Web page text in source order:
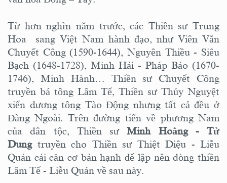
Từ hơn nghìn năm trước, các Thiền sư Trung
Hoa sang Việt Nam hành đạo, như Viên Văn
Chuyết Công (1590-1644), Nguyên Thiều - Siêu
Bạch (1648-1728), Minh Hải - Pháp Bảo (1670-
1746), Minh Hành… Thiền sư Chuyết Công
truyền bá tông Lâm Tế, Thiền sư Thủy Nguyệt
xiển dương tông Tào Động nhưng tất cả đều ở
Đàng Ngoài. Trên đường tiến về phương Nam
của dân tộc, Thiền sưMinh Hoằng - Tử
Dungtruyền cho Thiền sư Thiệt Diệu - Liễu
Quán cái căn cơ bản hạnh để lập nên dòng thiền
Lâm Tế - Liễu Quán về sau này.